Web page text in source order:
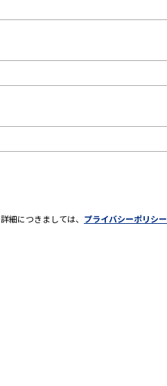
細につきましては、 プライバシーポリシー